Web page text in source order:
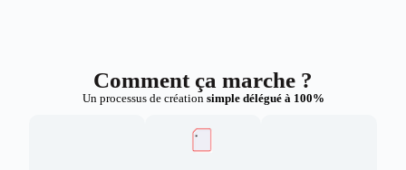
Comment ça marche ?
Un processus de création simple délégué à 100%